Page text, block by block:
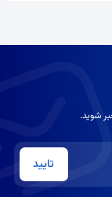
شوید.
تایید